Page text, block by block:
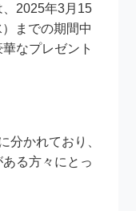
2025年3月15
までの期間中
なプレゼント
分かれており、
る方々にとっ